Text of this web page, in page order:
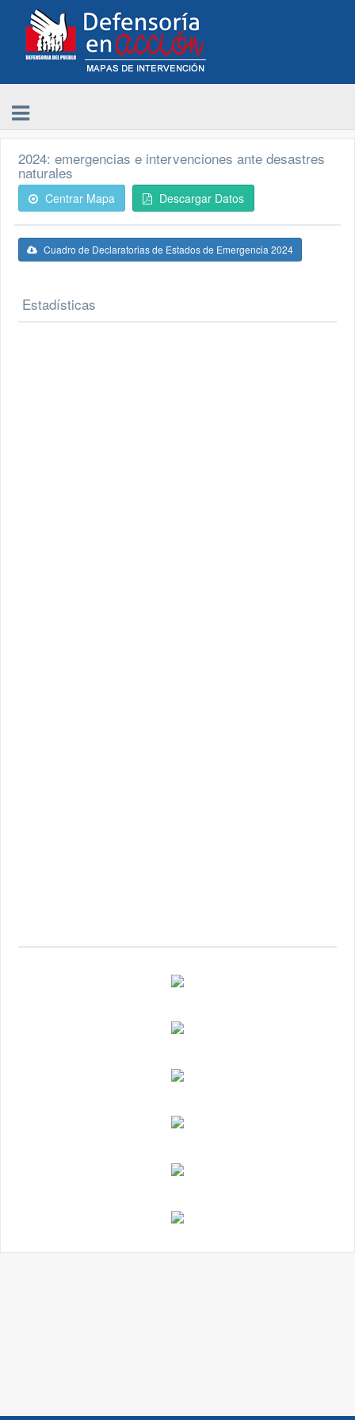
2024: emergencias e intervenciones ante desastres
naturales
Centrar Mapa Descargar Datos
Cuadro de Declaratorias de Estados de Emergencia 2024
Estadísticas